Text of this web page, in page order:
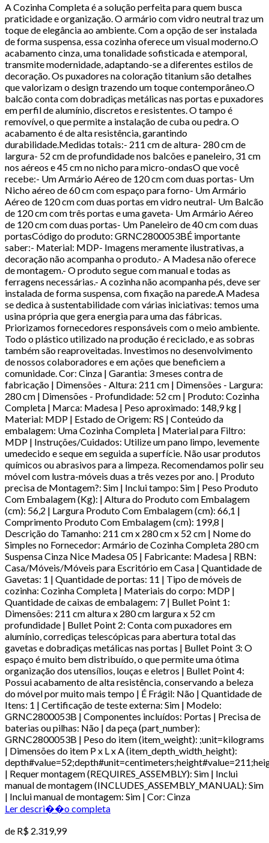
A Cozinha Completa é a solução perfeita para quem busca
praticidade e organização. O armário com vidro neutral traz um
toque de elegância ao ambiente. Com a opção de ser instalada
de forma suspensa, essa cozinha oferece um visual moderno.O
acabamento cinza, uma tonalidade sofisticada e atemporal,
transmite modernidade, adaptando-se a diferentes estilos de
decoração. Os puxadores na coloração titanium são detalhes
que valorizam o design trazendo um toque contemporâneo.O
balcão conta com dobradiças metálicas nas portas e puxadores
em perfil de alumínio, discretos e resistentes. O tampo é
removível, o que permite a instalação de cuba ou pedra. O
acabamento é de alta resistência, garantindo
durabilidade.Medidas totais:- 211 cm de altura- 280 cm de
largura- 52 cm de profundidade nos balcões e paneleiro, 31 cm
nos aéreos e 45 cm no nicho para micro-ondasO que você
recebe:- Um Armário Aéreo de 120 cm com duas portas- Um
Nicho aéreo de 60 cm com espaço para forno- Um Armário
Aéreo de 120 cm com duas portas em vidro neutral- Um Balcão
de 120 cm com três portas e uma gaveta- Um Armário Aéreo
de 120 cm com duas portas- Um Paneleiro de 40 cm com duas
portasCódigo do produto: GRNC2800053BÉ importante
saber:- Material: MDP- Imagens meramente ilustrativas, a
decoração não acompanha o produto.- A Madesa não oferece
de montagem.- O produto segue com manual e todas as
ferragens necessárias.- A cozinha não acompanha pés, deve ser
instalada de forma suspensa, com fixação na parede.A Madesa
se dedica à sustentabilidade com várias iniciativas: temos uma
usina própria que gera energia para uma das fábricas.
Priorizamos fornecedores responsáveis com o meio ambiente.
Todo o plástico utilizado na produção é reciclado, e as sobras
também são reaproveitadas. Investimos no desenvolvimento
de nossos colaboradores e em ações que beneficiem a
comunidade. Cor: Cinza | Garantia: 3 meses contra de
fabricação | Dimensões - Altura: 211 cm | Dimensões - Largura:
280 cm | Dimensões - Profundidade: 52 cm | Produto: Cozinha
Completa | Marca: Madesa | Peso aproximado: 148,9 kg |
Material: MDP | Estado de Origem: RS | Conteúdo da
embalagem: Uma Cozinha Completa | Material para Filtro:
MDP | Instruções/Cuidados: Utilize um pano limpo, levemente
umedecido e seque em seguida a superfície. Não usar produtos
químicos ou abrasivos para a limpeza. Recomendamos polir seu
móvel com lustra-móveis duas a três vezes por ano. | Produto
precisa de Montagem?: Sim | Inclui tampo: Sim | Peso Produto
Com Embalagem (Kg): | Altura do Produto com Embalagem
(cm): 56,2 | Largura Produto Com Embalagem (cm): 66,1 |
Comprimento Produto Com Embalagem (cm): 199,8 |
Descrição do Tamanho: 211 cm x 280 cm x 52 cm | Nome do
Simples no Fornecedor: Armário de Cozinha Completa 280 cm
Suspensa Cinza Nice Madesa 05 | Fabricante: Madesa | RBN:
Casa/Móveis/Móveis para Escritório em Casa | Quantidade de
Gavetas: 1 | Quantidade de portas: 11 | Tipo de móveis de
cozinha: Cozinha Completa | Materiais do corpo: MDP |
Quantidade de caixas de embalagem: 7 | Bullet Point 1:
Dimensões: 211 cm altura x 280 cm largura x 52 cm
profundidade | Bullet Point 2: Conta com puxadores em
alumínio, corrediças telescópicas para abertura total das
gavetas e dobradiças metálicas nas portas | Bullet Point 3: O
espaço é muito bem distribuído, o que permite uma ótima
organização dos utensílios, louças e eletros | Bullet Point 4:
Possui acabamento de alta resistência, conservando a beleza
do móvel por muito mais tempo | É Frágil: Não | Quantidade de
Itens: 1 | Certificação de teste externa: Sim | Modelo:
GRNC2800053B | Componentes incluídos: Portas | Precisa de
baterias ou pilhas: Não | da peça (part_number):
GRNC2800053B | Peso do item (item_weight): ;unit=kilograms
| Dimensões do item P x L x A (item_depth_width_height):
| Requer montagem (REQUIRES_ASSEMBLY): Sim | Inclui
manual de montagem (INCLUDES_ASSEMBLY_MANUAL): Sim
| Inclui manual de montagem: Sim | Cor: Cinza
Ler descri��o completa
de R$ 2.319,99